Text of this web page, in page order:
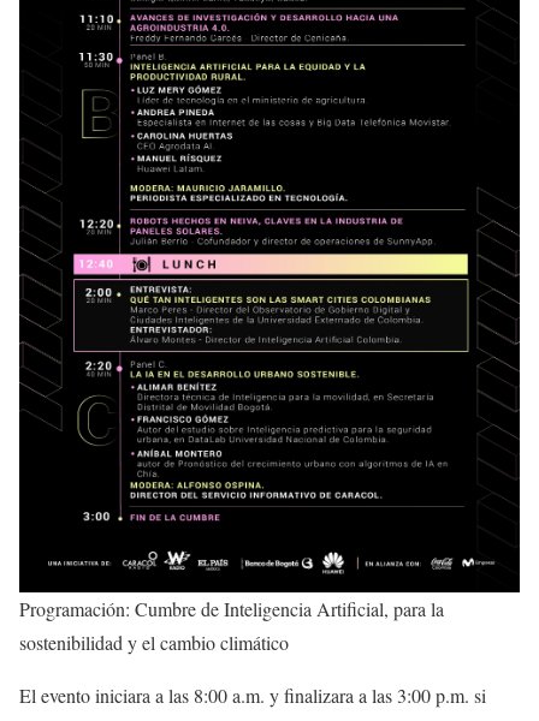
Programación: Cumbre de Inteligencia Artificial, para la
sostenibilidad y el cambio climático
El evento iniciara a las 8:00 a.m. y finalizara a las 3:00 p.m. si